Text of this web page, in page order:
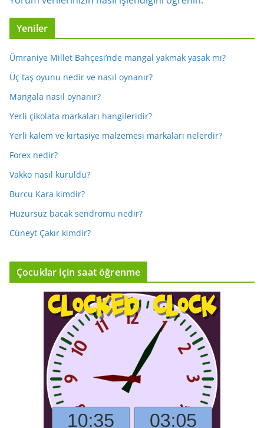
Yeniler
Ümraniye Millet Bahçesi’nde mangal yakmak yasak mı?
Üç taş oyunu nedir ve nasıl oynanır?
Mangala nasıl oynanır?
Yerli çikolata markaları hangileridir?
Yerli kalem ve kırtasiye malzemesi markaları nelerdir?
Forex nedir?
Vakko nasıl kuruldu?
Burcu Kara kimdir?
Huzursuz bacak sendromu nedir?
Cüneyt Çakır kimdir?
Çocuklar için saat öğrenme